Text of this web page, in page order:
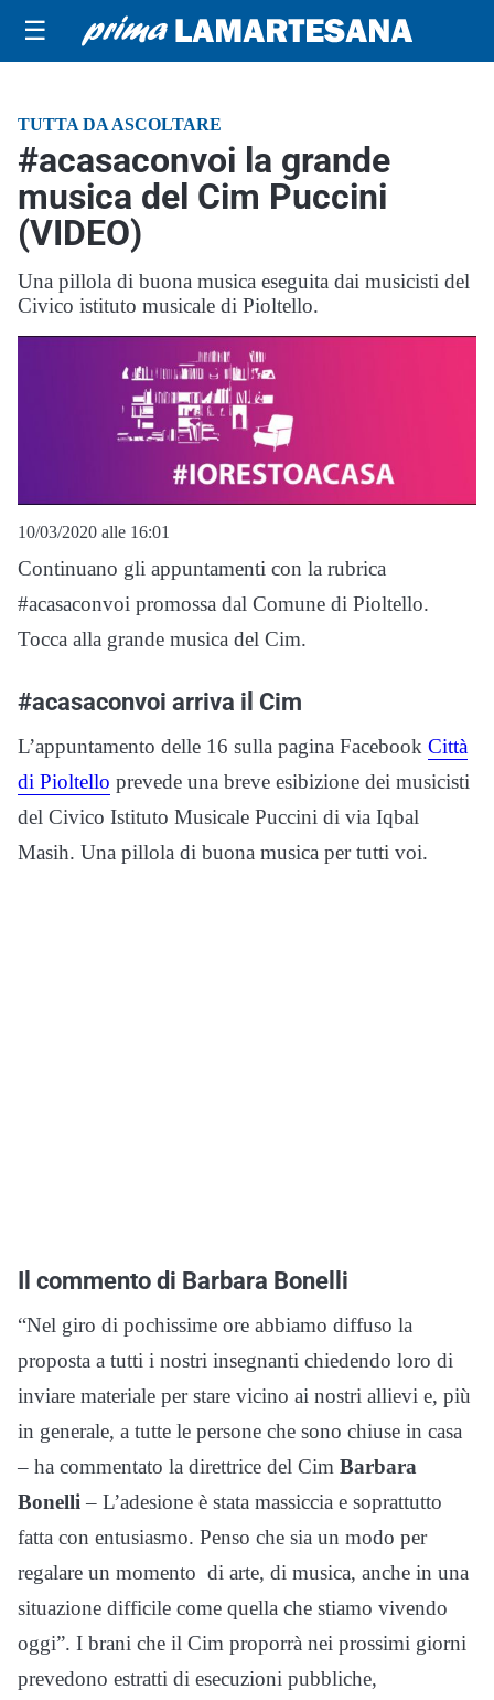
☰
TUTTA DA ASCOLTARE
#acasaconvoi la grande
musica del Cim Puccini
(VIDEO)
Una pillola di buona musica eseguita dai musicisti del
Civico istituto musicale di Pioltello.
10/03/2020 alle 16:01
Continuano gli appuntamenti con la rubrica
#acasaconvoi promossa dal Comune di Pioltello.
Tocca alla grande musica del Cim.
#acasaconvoi arriva il Cim
L’appuntamento delle 16 sulla pagina Facebook Città
di Pioltello prevede una breve esibizione dei musicisti
del Civico Istituto Musicale Puccini di via Iqbal
Masih. Una pillola di buona musica per tutti voi.
Il commento di Barbara Bonelli
“Nel giro di pochissime ore abbiamo diffuso la
proposta a tutti i nostri insegnanti chiedendo loro di
inviare materiale per stare vicino ai nostri allievi e, più
in generale, a tutte le persone che sono chiuse in casa
– ha commentato la direttrice del Cim Barbara
Bonelli – L’adesione è stata massiccia e soprattutto
fatta con entusiasmo. Penso che sia un modo per
regalare un momento di arte, di musica, anche in una
situazione difficile come quella che stiamo vivendo
oggi”. I brani che il Cim proporrà nei prossimi giorni
prevedono estratti di esecuzioni pubbliche,